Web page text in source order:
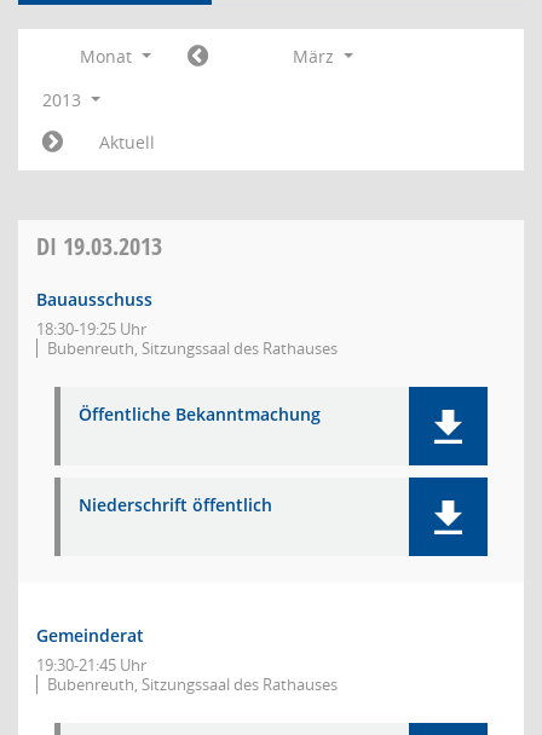
Monat
März
2013
Aktuell
DI 19.03.2013
Bauausschuss
18:30-19:25 Uhr
Bubenreuth, Sitzungssaal des Rathauses
Öffentliche Bekanntmachung
Niederschrift öffentlich
Gemeinderat
19:30-21:45 Uhr
Bubenreuth, Sitzungssaal des Rathauses